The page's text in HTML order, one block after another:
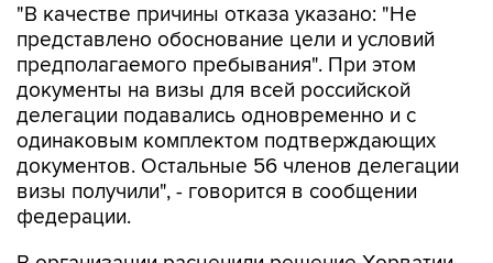
"В качестве причины отказа указано: "Не
представлено обоснование цели и условий
предполагаемого пребывания". При этом
документы на визы для всей российской
делегации подавались одновременно и с
одинаковым комплектом подтверждающих
документов. Остальные 56 членов делегации
визы получили", - говорится в сообщении
федерации.